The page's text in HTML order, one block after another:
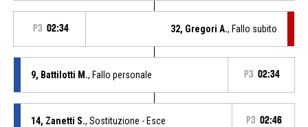
P3 02:34 32, Gregori A., Fallo subito
9, Battilotti M., Fallo personale P3 02:34
14, Zanetti S., Sostituzione - Esce P3 02:46